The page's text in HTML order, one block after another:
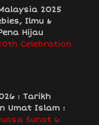
2025
Ilmu &
Hijau
Celebration
: Tarikh
Umat Islam :
Sunat 6